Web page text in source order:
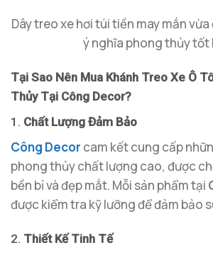
Dây treo xe hơi túi tiền may mắn
ý nghĩa phong thủy tốt
Tại Sao Nên Mua Khánh Treo Xe Ô
Thủy Tại Công Decor?
1. Chất Lượng Đảm Bảo
Công Decor cam kết cung cấp
phong thủy chất lượng cao, được
bền bỉ và đẹp mắt. Mỗi sản phẩm tại
được kiểm tra kỹ lưỡng để đảm bảo
2. Thiết Kế Tinh Tế